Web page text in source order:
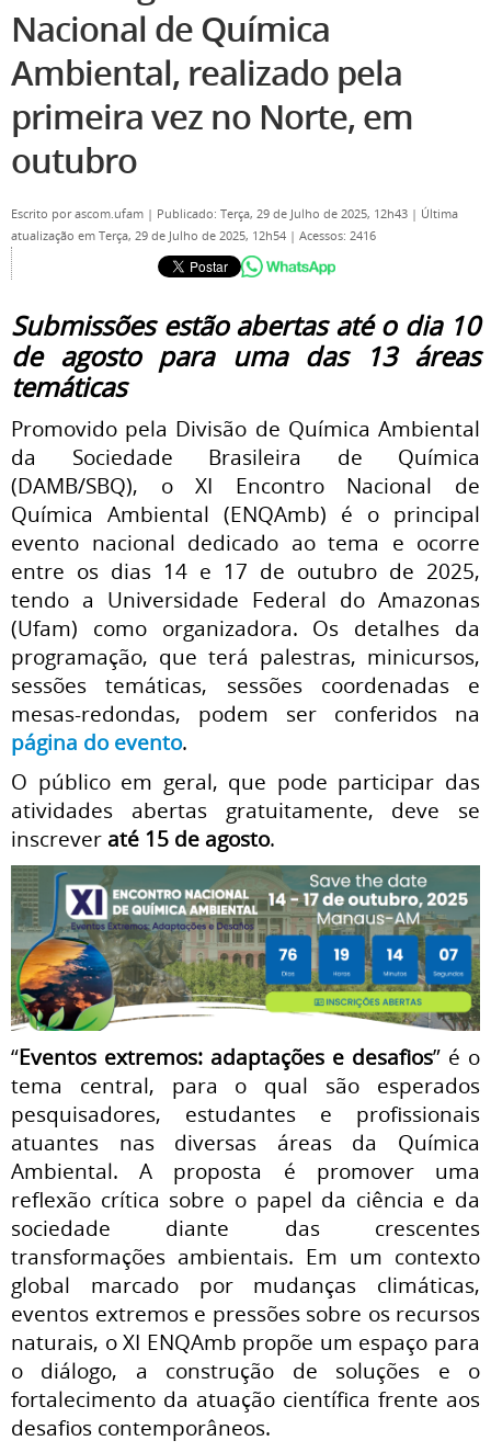
Nacional de Química
Ambiental, realizado pela
primeira vez no Norte, em
outubro
Escrito porascom.ufam | Publicado: Terça, 29 de Julho de 2025, 12h43 | Última
atualização em Terça, 29 de Julho de 2025, 12h54 | Acessos: 2416
Submissões estão abertas até o dia 10
de agosto para uma das 13 áreas
temáticas
Promovido pela Divisão de Química Ambiental
da Sociedade Brasileira de Química
(DAMB/SBQ), oXI Encontro Nacional de
Química Ambiental (ENQAmb) é o principal
evento nacional dedicado ao tema e ocorre
entre os dias 14 e 17 de outubro de 2025,
tendo a Universidade Federal do Amazonas
(Ufam) como organizadora. Os detalhes da
programação, que terá palestras, minicursos,
sessões temáticas, sessões coordenadas e
mesas-redondas, podem ser conferidos na
página do evento.
O público em geral, que pode participar das
atividades abertas gratuitamente, deve se
inscrever até 15 de agosto.
“Eventos extremos: adaptações e desafios” é o
tema central, para o qual são esperados
pesquisadores, estudantes e profissionais
atuantes nas diversas áreas da Química
Ambiental. A proposta é promover uma
reflexão crítica sobre o papel da ciência e da
sociedade diante das crescentes
transformações ambientais. Em um contexto
global marcado por mudanças climáticas,
eventos extremos e pressões sobre os recursos
naturais, o XI ENQAmb propõe um espaço para
o diálogo, a construção de soluções e o
fortalecimento da atuação científica frente aos
desafios contemporâneos.